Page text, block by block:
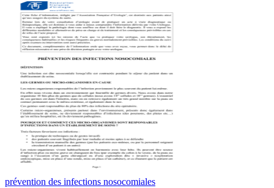
prévention des infections nosocomiales